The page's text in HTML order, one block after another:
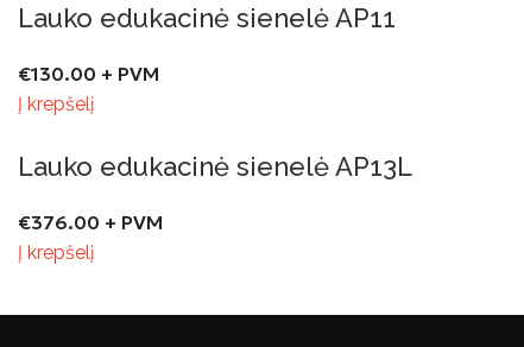
Lauko edukacinė sienelė AP11
€130.00 + PVM
Į krepšelį
Lauko edukacinė sienelė AP13L
€376.00 + PVM
Į krepšelį